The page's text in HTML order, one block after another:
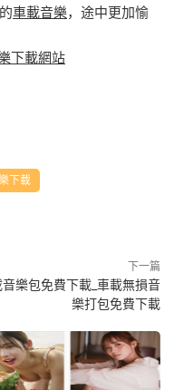
車載音樂，途中更加愉
下載網站
下載
下一篇
音樂包免費下載_車載無損音
樂打包免費下載